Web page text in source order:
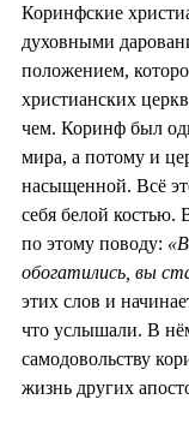
Коринфские
духовными
положением,
христианских
чем. Коринф был
мира, а потому и
насыщенной. Всё
себя белой костью.
по этому поводу:
обогатились, вы
этих слов и
что услышали. В
самодовольству
жизнь других